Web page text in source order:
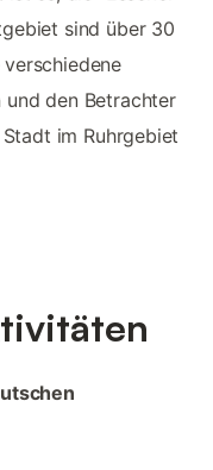
sind über 30
und den Betrachter
im Ruhrgebiet